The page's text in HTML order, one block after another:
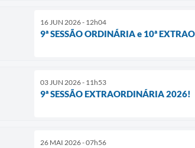
16 JUN 2026 - 12h04
9ª SESSÃO ORDINÁRIA e 10ª
03 JUN 2026 - 11h53
9ª SESSÃO EXTRAORDINÁRIA 2026!
26 MAI 2026 - 07h56